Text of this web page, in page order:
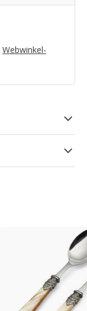
Webwinkel-